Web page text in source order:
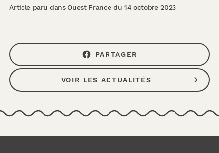
Article paru dans Ouest France du 14 octobre 2023
PARTAGER
VOIR LES ACTUALITÉS